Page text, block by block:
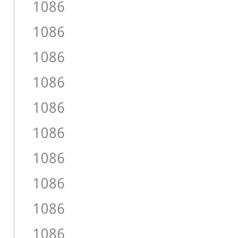
1086
1086
1086
1086
1086
1086
1086
1086
1086
1086